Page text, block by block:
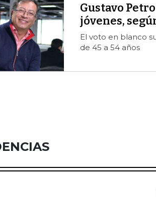
Gustavo
jóvenes,
El voto en blanco
de 45 a 54 años